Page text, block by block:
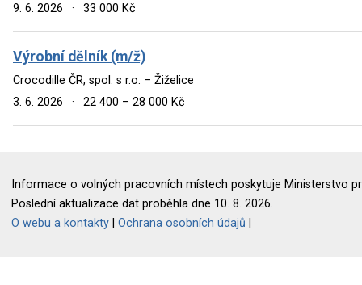
9. 6. 2026
· 33 000 Kč
Výrobní dělník (m/ž)
Crocodille ČR, spol. s r.o. – Žiželice
3. 6. 2026
· 22 400 – 28 000 Kč
Informace o volných pracovních místech poskytuje Ministerstvo
Poslední aktualizace dat proběhla dne 10. 8. 2026.
O webu a kontakty |Ochrana osobních údajů